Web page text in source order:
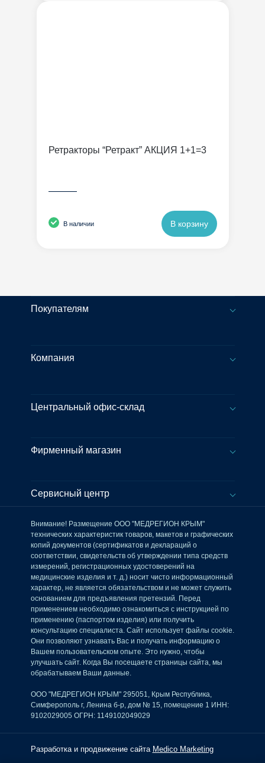
Ретракторы “Ретракт” АКЦИЯ 1+1=3
———
В наличии В корзину
Покупателям
Компания
Центральный офис-склад
Фирменный магазин
Сервисный центр
Внимание! Размещение ООО "МЕДРЕГИОН КРЫМ"
технических характеристик товаров, макетов и графических
копий документов (сертификатов и деклараций о
соответствии, свидетельств об утверждении типа средств
измерений, регистрационных удостоверений на
медицинские изделия и т. д.) носит чисто информационный
характер, не является обязательством и не может служить
основанием для предъявления претензий. Перед
применением необходимо ознакомиться с инструкцией по
применению (паспортом изделия) или получить
консультацию специалиста. Сайт использует файлы cookie.
Они позволяют узнавать Вас и получать информацию о
Вашем пользовательском опыте. Это нужно, чтобы
улучшать сайт. Когда Вы посещаете страницы сайта, мы
обрабатываем Ваши данные.
ООО "МЕДРЕГИОН КРЫМ" 295051, Крым Республика,
Симферополь г, Ленина б-р, дом № 15, помещение 1 ИНН:
9102029005 ОГРН: 1149102049029
Разработка и продвижение сайта Medico Marketing